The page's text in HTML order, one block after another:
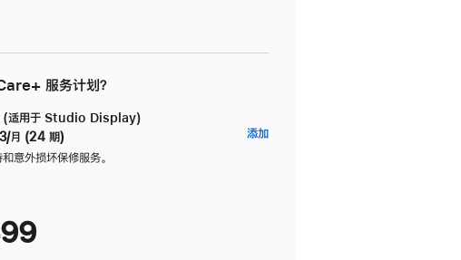
服务计划？
(适用于 Studio Display)
月 (24 期)
意外损坏保修服务。
添加